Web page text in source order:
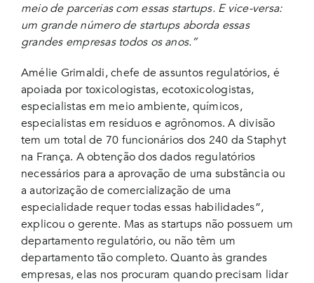
meio de parcerias com essas startups. E vice-versa:
um grande número de startups aborda essas
grandes empresas todos os anos.”
Amélie Grimaldi, chefe de assuntos regulatórios, é
apoiada por toxicologistas, ecotoxicologistas,
especialistas em meio ambiente, químicos,
especialistas em resíduos e agrônomos. A divisão
tem um total de 70 funcionários dos 240 da Staphyt
na França. A obtenção dos dados regulatórios
necessários para a aprovação de uma substância ou
a autorização de comercialização de uma
especialidade requer todas essas habilidades”,
explicou o gerente. Mas as startups não possuem um
departamento regulatório, ou não têm um
departamento tão completo. Quanto às grandes
empresas, elas nos procuram quando precisam lidar